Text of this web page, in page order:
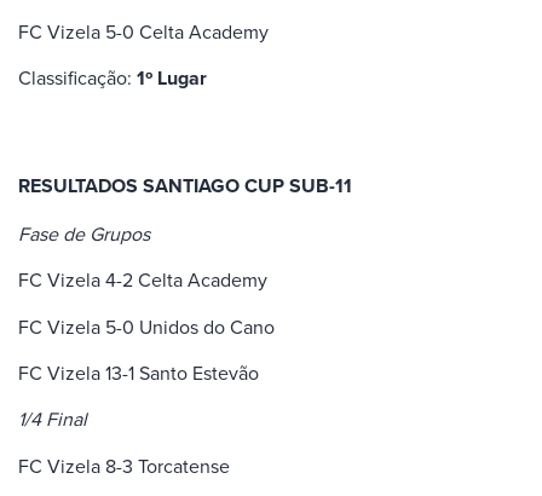
FC Vizela 5-0 Celta Academy
Classificação: 1º Lugar
RESULTADOS SANTIAGO CUP SUB-11
Fase de Grupos
FC Vizela 4-2 Celta Academy
FC Vizela 5-0 Unidos do Cano
FC Vizela 13-1 Santo Estevão
1/4 Final
FC Vizela 8-3 Torcatense